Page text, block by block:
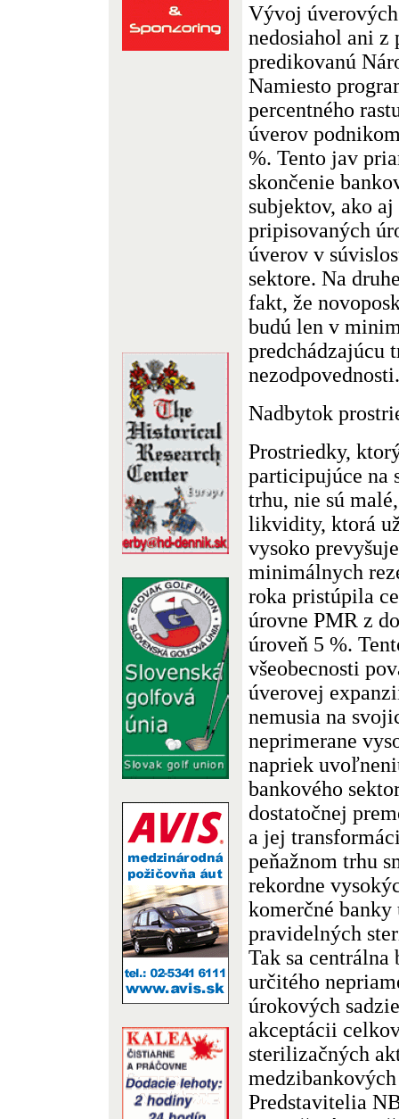
Vývoj
nedosiahol ani z
predikovanú
Namiesto
percentného
úverov
%. Tento jav
skončenie
subjektov, ako
pripisovaných
úverov v
sektore. Na
fakt, že
budú len v
predchádzajúcu
nezodpovednosti.
Nadbytok
Prostriedky,
participujúce na
trhu, nie sú
likvidity, ktorá
vysoko
minimálnych
roka pristúpila
úrovne PMR z
úroveň 5 %.
všeobecnosti
úverovej
nemusia na
neprimerane
napriek
bankového
dostatočnej
a jej
peňažnom trhu
rekordne
komerčné
pravidelných
Tak sa centrálna
určitého
úrokových
akceptácii
sterilizačných
Predstavitelia